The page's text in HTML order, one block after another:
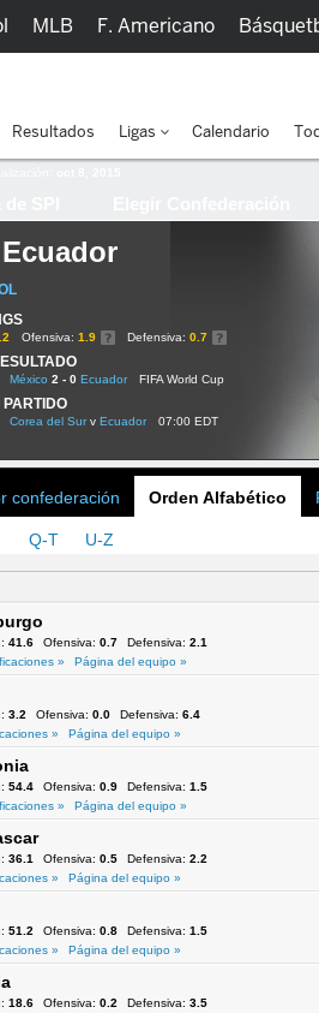
Ecuador
Ofensiva: 1.9 Defensiva: 0.7
México 2 - 0 Ecuador FIFA World Cup
PARTIDO
Corea del Surv Ecuador 07:00 EDT
confederación Orden Alfabético
Q-T U-Z
41.6 Ofensiva: 0.7 Defensiva: 2.1
»
Página del equipo »
3.2 Ofensiva: 0.0 Defensiva: 6.4
»
Página del equipo »
54.4 Ofensiva: 0.9 Defensiva: 1.5
»
Página del equipo »
36.1 Ofensiva: 0.5 Defensiva: 2.2
»
Página del equipo »
51.2 Ofensiva: 0.8 Defensiva: 1.5
»
Página del equipo »
18.6 Ofensiva: 0.2 Defensiva: 3.5
MLB F. Americano
Resultados Ligas Calendario